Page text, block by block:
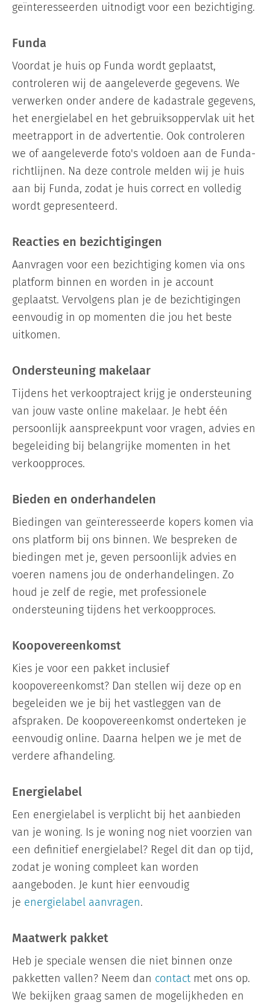
geïnteresseerden uitnodigt voor een bezichtiging.
Funda
Voordat je huis op Funda wordt geplaatst,
controleren wij de aangeleverde gegevens. We
verwerken onder andere de kadastrale gegevens,
het energielabel en het gebruiksoppervlak uit het
meetrapport in de advertentie. Ook controleren
we of aangeleverde foto's voldoen aan de Funda-
richtlijnen. Na deze controle melden wij je huis
aan bij Funda, zodat je huis correct en volledig
wordt gepresenteerd.
Reacties en bezichtigingen
Aanvragen voor een bezichtiging komen via ons
platform binnen en worden in je account
geplaatst. Vervolgens plan je de bezichtigingen
eenvoudig in op momenten die jou het beste
uitkomen.
Ondersteuning makelaar
Tijdens het verkooptraject krijg je ondersteuning
van jouw vaste online makelaar. Je hebt één
persoonlijk aanspreekpunt voor vragen, advies en
begeleiding bij belangrijke momenten in het
verkoopproces.
Bieden en onderhandelen
Biedingen van geïnteresseerde kopers komen via
ons platform bij ons binnen. We bespreken de
biedingen met je, geven persoonlijk advies en
voeren namens jou de onderhandelingen. Zo
houd je zelf de regie, met professionele
ondersteuning tijdens het verkoopproces.
Koopovereenkomst
Kies je voor een pakket inclusief
koopovereenkomst? Dan stellen wij deze op en
begeleiden we je bij het vastleggen van de
afspraken. De koopovereenkomst onderteken je
eenvoudig online. Daarna helpen we je met de
verdere afhandeling.
Energielabel
Een energielabel is verplicht bij het aanbieden
van je woning. Is je woning nog niet voorzien van
een definitief energielabel? Regel dit dan op tijd,
zodat je woning compleet kan worden
aangeboden. Je kunt hier eenvoudig
je energielabel aanvragen.
Maatwerk pakket
Heb je speciale wensen die niet binnen onze
pakketten vallen? Neem dan contact met ons op.
We bekijken graag samen de mogelijkheden en